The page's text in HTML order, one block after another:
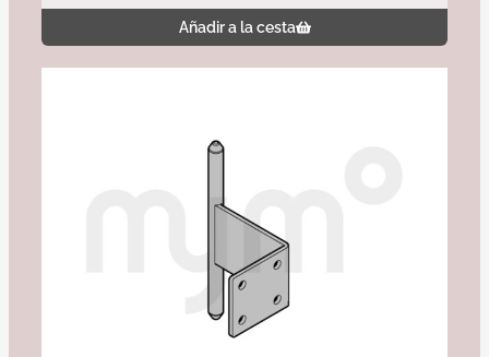
Añadir a la cesta